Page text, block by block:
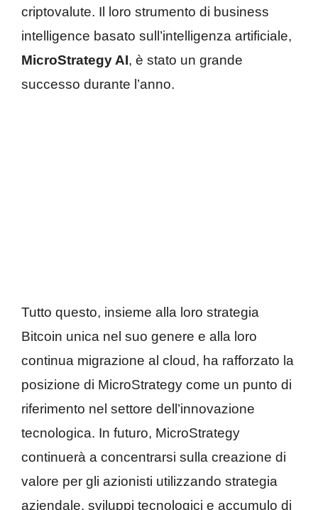
criptovalute. Il loro strumento di business
intelligence basato sull’intelligenza artificiale,
MicroStrategy AI, è stato un grande
successo durante l’anno.
Tutto questo, insieme alla loro strategia
Bitcoin unica nel suo genere e alla loro
continua migrazione al cloud, ha rafforzato la
posizione di MicroStrategy come un punto di
riferimento nel settore dell’innovazione
tecnologica. In futuro, MicroStrategy
continuerà a concentrarsi sulla creazione di
valore per gli azionisti utilizzando strategia
aziendale, sviluppi tecnologici e accumulo di